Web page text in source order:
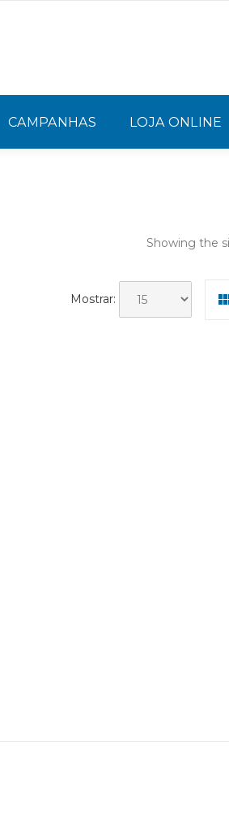
CAMPANHAS LOJA ONLINE
Showing the
Mostrar: